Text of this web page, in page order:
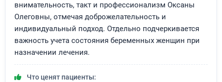
внимательность, такт и профессионализм Оксаны
Олеговны, отмечая доброжелательность и
индивидуальный подход. Отдельно подчеркивается
важность учета состояния беременных женщин при
назначении лечения.
Что ценят пациенты: